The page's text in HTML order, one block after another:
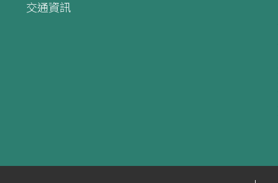
交通資訊